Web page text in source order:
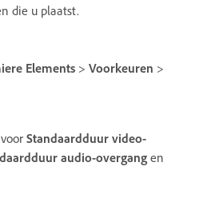
die u plaatst.
Elements > Voorkeuren >
Standaardduur video-
audio-overgang en